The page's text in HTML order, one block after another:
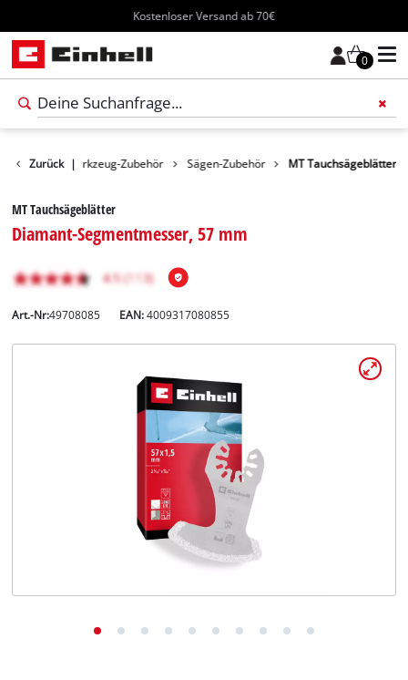
Kostenloser Versand ab 70€
0
Zurück |
Zubehör Werkzeug-Zubehör Sägen-Zubehör MT Tauchsägeblätter
MT Tauchsägeblätter
Diamant-Segmentmesser, 57 mm
Art.-Nr:49708085 EAN:4009317080855